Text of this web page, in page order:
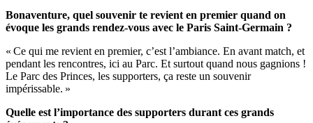
Bonaventure, quel souvenir te revient en premier quand on
évoque les grands rendez-vous avec le Paris Saint-Germain ?
« Ce qui me revient en premier, c’est l’ambiance. En avant match, et
pendant les rencontres, ici au Parc. Et surtout quand nous gagnions !
Le Parc des Princes, les supporters, ça reste un souvenir
impérissable. »
Quelle est l’importance des supporters durant ces grands